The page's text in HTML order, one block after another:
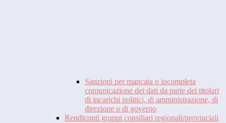
Sanzioni per mancata o incompleta
comunicazione dei dati da parte dei titolari
di incarichi politici, di amministrazione, di
direzione o di governo
Rendiconti gruppi consiliari regionali/provinciali